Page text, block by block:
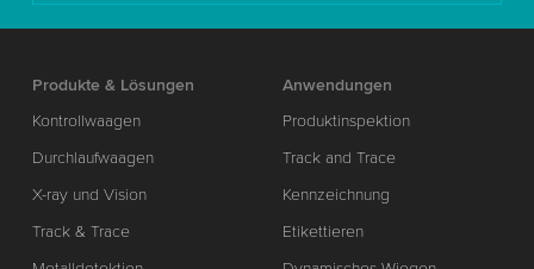
Produkte & Lösungen
Kontrollwaagen
Durchlaufwaagen
X-ray und Vision
Track & Trace
Anwendungen
Produktinspektion
Track and Trace
Kennzeichnung
Etikettieren